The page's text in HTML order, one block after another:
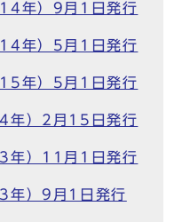
年）9月1日発行
年）5月1日発行
年）5月1日発行
）2月15日発行
）11月1日発行
）9月1日発行